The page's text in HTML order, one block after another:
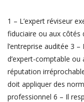
1 – L’expert réviseur
fiduciaire ou aux côtés
l’entreprise auditée 3 –
d’expert-comptable
réputation
doit appliquer des
professionnel 6 – Il